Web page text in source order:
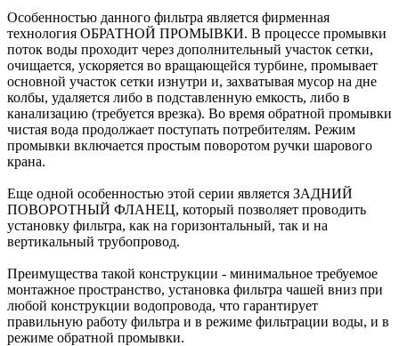
Особенностью данного фильтра является фирменная
технология ОБРАТНОЙ ПРОМЫВКИ. В процессе промывки
поток воды проходит через дополнительный участок сетки,
очищается, ускоряется во вращающейся турбине, промывает
основной участок сетки изнутри и, захватывая мусор на дне
колбы, удаляется либо в подставленную емкость, либо в
канализацию (требуется врезка). Во время обратной промывки
чистая вода продолжает поступать потребителям. Режим
промывки включается простым поворотом ручки шарового
крана.
Еще одной особенностью этой серии является ЗАДНИЙ
ПОВОРОТНЫЙ ФЛАНЕЦ, который позволяет проводить
установку фильтра, как на горизонтальный, так и на
вертикальный трубопровод.
Преимущества такой конструкции - минимальное требуемое
монтажное пространство, установка фильтра чашей вниз при
любой конструкции водопровода, что гарантирует
правильную работу фильтра и в режиме фильтрации воды, и в
режиме обратной промывки.